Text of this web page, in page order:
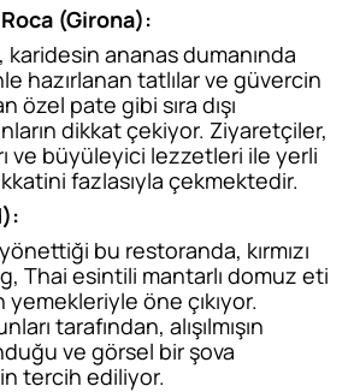
(Girona):
ananas dumanında
hazırlanan tatlılar ve güvercin
özel pate gibi sıra dışı
dikkat çekiyor. Ziyaretçiler,
ve büyüleyici lezzetleri ile yerli
fazlasıyla çekmektedir.
bu restoranda, kırmızı
Thai esintili mantarlı domuz eti
öne çıkıyor.
tarafından, alışılmışın
ve görsel bir şova
tercih ediliyor.